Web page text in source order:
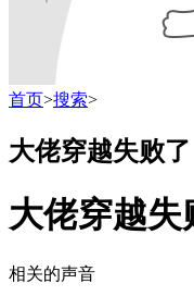
首页>搜索>
大佬穿越失败了
大佬穿越失
相关的声音